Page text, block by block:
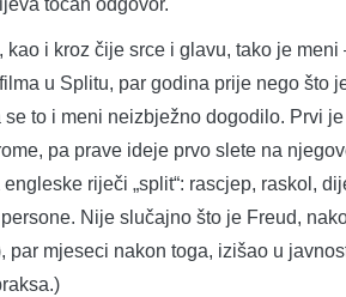
točan odgovor.
i kroz čije srce i glavu, tako je meni
u Splitu, par godina prije nego što
to i meni neizbježno dogodilo. Prvi
pa prave ideje prvo slete na
riječi „split“: rascjep, raskol,
Nije slučajno što je Freud,
mjeseci nakon toga, izišao u